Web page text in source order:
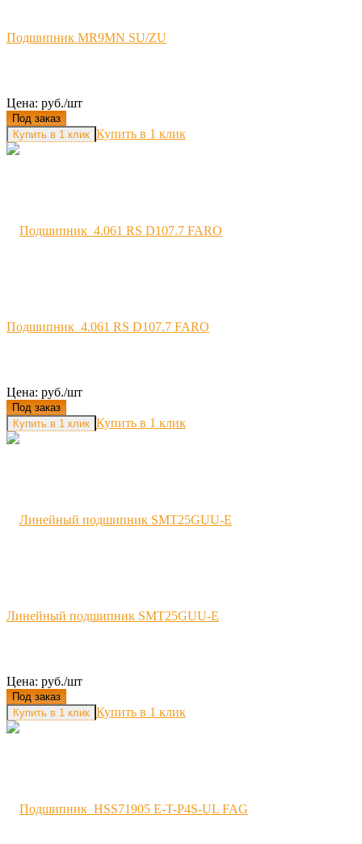
Подшипник MR9MN SU/ZU
Цена: руб./шт
Под заказ
Купить в 1 клик
Подшипник 4.061 RS D107.7 FARO
Цена: руб./шт
Под заказ
Купить в 1 клик
Линейный подшипник SMT25GUU-E
Цена: руб./шт
Под заказ
Купить в 1 клик